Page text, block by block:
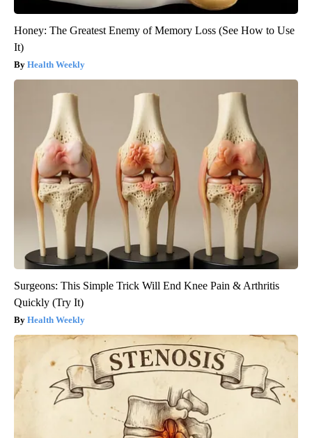
Honey: The Greatest Enemy of Memory Loss (See How to Use
It)
Health Weekly
Surgeons: This Simple Trick Will End Knee Pain & Arthritis
Quickly (Try It)
Health Weekly